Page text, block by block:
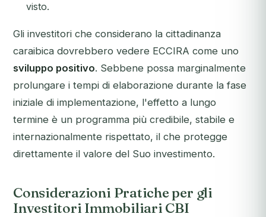
visto.
Gli investitori che considerano la cittadinanza
caraibica dovrebbero vedere ECCIRA come uno
sviluppo positivo. Sebbene possa marginalmente
prolungare i tempi di elaborazione durante la fase
iniziale di implementazione, l'effetto a lungo
termine è un programma più credibile, stabile e
internazionalmente rispettato, il che protegge
direttamente il valore del Suo investimento.
Considerazioni Pratiche per gli
Investitori Immobiliari CBI